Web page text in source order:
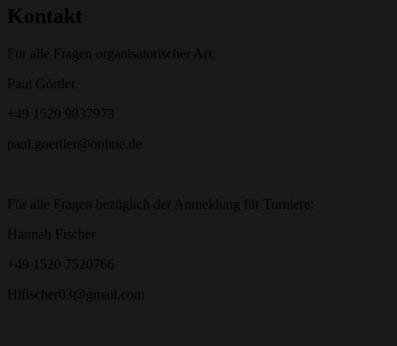
Kontakt
Für alle Fragen organisatorischer Art:
Paul Görtler
+49 1520 9837973
paul.goertler@online.de
Für alle Fragen bezüglich der Anmeldung für Turniere:
Hannah Fischer
+49 1520 7520766
Hlfischer03@gmail.com